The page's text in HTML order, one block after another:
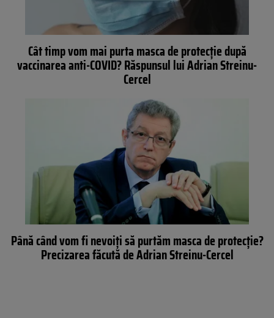
Cât timp vom mai purta masca de protecție după
vaccinarea anti-COVID? Răspunsul lui Adrian Streinu-
Cercel
Până când vom fi nevoiți să purtăm masca de protecție?
Precizarea făcută de Adrian Streinu-Cercel